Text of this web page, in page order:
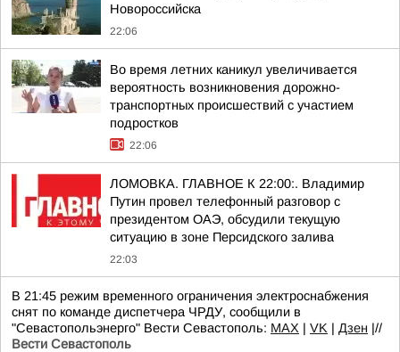
Новороссийска
22:06
Во время летних каникул увеличивается
вероятность возникновения дорожно-
транспортных происшествий с участием
подростков
22:06
ЛОМОВКА. ГЛАВНОЕ К 22:00:. Владимир
Путин провел телефонный разговор с
президентом ОАЭ, обсудили текущую
ситуацию в зоне Персидского залива
22:03
В 21:45 режим временного ограничения электроснабжения
снят по команде диспетчера ЧРДУ, сообщили в
"Севастопольэнерго" Вести Севастополь: MAX | VK | Дзен |//
Вести Севастополь